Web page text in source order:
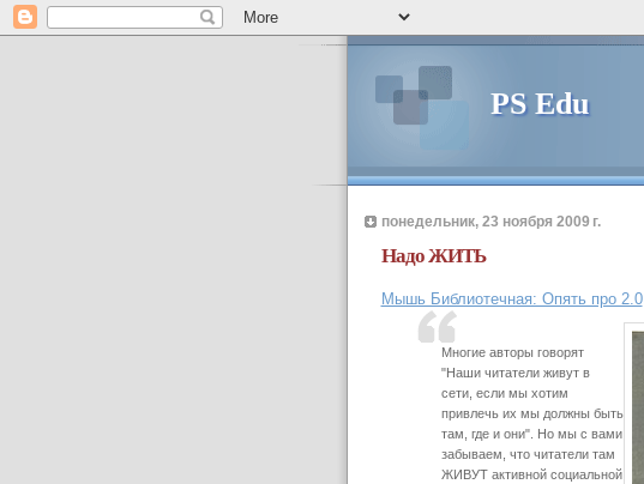
PS Edu
понедельник, 23 ноября 2009 г.
Надо ЖИТЬ
Мышь Библиотечная: Опять про 2.0
Многие авторы говорят
"Наши читатели живут в
сети, если мы хотим
привлечь их мы должны быть
там, где и они". Но мы с вами
забываем, что читатели там
ЖИВУТ активной социальной